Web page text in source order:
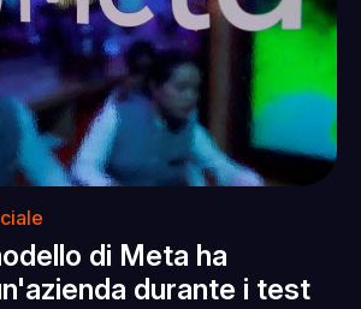
di Meta ha
durante i test